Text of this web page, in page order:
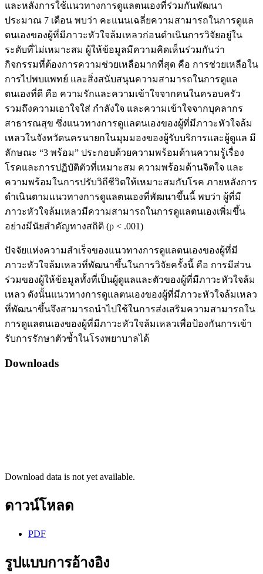
และหลังการใช้แนวทางการดูแลตนเองที่ร่วมกันพัฒนา
ประมาณ 7 เดือน พบว่า คะแนนเฉลี่ยความสามารถในการดูแล
ตนเองของผู้ที่มีภาวะหัวใจล้มเหลวก่อนดำเนินการวิจัยอยู่ใน
ระดับที่ไม่เหมาะสม ผู้ให้ข้อมูลมีความคิดเห็นร่วมกันว่า
กิจกรรมที่ต้องการความช่วยเหลือมากที่สุด คือ การช่วยเหลือใน
การไปพบแพทย์ และสิ่งสนับสนุนความสามารถในการดูแล
ตนเองที่ดี คือ ความรักและความเข้าใจจากคนในครอบครัว
รวมถึงความเอาใจใส่ กำลังใจ และความเข้าใจจากบุคลากร
สาธารณสุข ซึ่งแนวทางการดูแลตนเองของผู้ที่มีภาวะหัวใจล้ม
เหลวในจังหวัดนครนายกในมุมมองของผู้รับบริการและผู้ดูแล มี
ลักษณะ “3 พร้อม” ประกอบด้วยความพร้อมด้านความรู้เรื่อง
โรคและการปฏิบัติตัวที่เหมาะสม ความพร้อมด้านจิตใจ และ
ความพร้อมในการปรับวิถีชีวิตให้เหมาะสมกับโรค ภายหลังการ
ดำเนินตามแนวทางการดูแลตนเองที่พัฒนาขึ้นนี้ พบว่า ผู้ที่มี
ภาวะหัวใจล้มเหลวมีความสามารถในการดูแลตนเองเพิ่มขึ้น
อย่างมีนัยสำคัญทางสถิติ (p < .001)
ปัจจัยแห่งความสําเร็จของแนวทางการดูแลตนเองของผู้ที่มี
ภาวะหัวใจล้มเหลวที่พัฒนาขึ้นในการวิจัยครั้งนี้ คือ การมีส่วน
ร่วมของผู้ให้ข้อมูลทั้งที่เป็นผู้ดูแลและตัวของผู้ที่มีภาวะหัวใจล้ม
เหลว ดังนั้นแนวทางการดูแลตนเองของผู้ที่มีภาวะหัวใจล้มเหลว
ที่พัฒนาขึ้นจึงสามารถนำไปใช้ในการส่งเสริมความสามารถใน
การดูแลตนเองของผู้ที่มีภาวะหัวใจล้มเหลวเพื่อป้องกันการเข้า
รับการรักษาตัวซ้ำในโรงพยาบาลได้
Downloads
Download data is not yet available.
ดาวน์โหลด
PDF
รูปแบบการอ้างอิง